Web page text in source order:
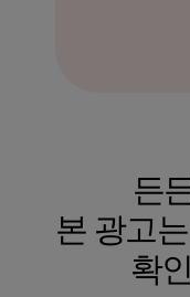
든
본 광고
확